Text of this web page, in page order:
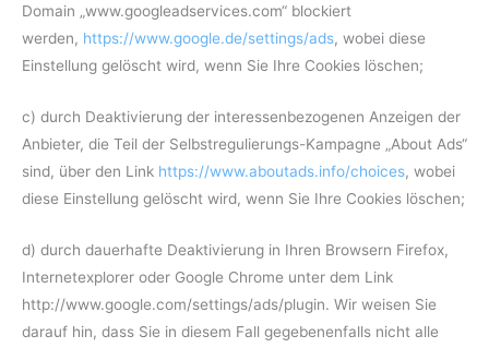
Domain „www.googleadservices.com“ blockiert
werden, https://www.google.de/settings/ads, wobei diese
Einstellung gelöscht wird, wenn Sie Ihre Cookies löschen;
c) durch Deaktivierung der interessenbezogenen Anzeigen der
Anbieter, die Teil der Selbstregulierungs-Kampagne „About Ads“
sind, über den Link https://www.aboutads.info/choices, wobei
diese Einstellung gelöscht wird, wenn Sie Ihre Cookies löschen;
d) durch dauerhafte Deaktivierung in Ihren Browsern Firefox,
Internetexplorer oder Google Chrome unter dem Link
http://www.google.com/settings/ads/plugin. Wir weisen Sie
darauf hin, dass Sie in diesem Fall gegebenenfalls nicht alle